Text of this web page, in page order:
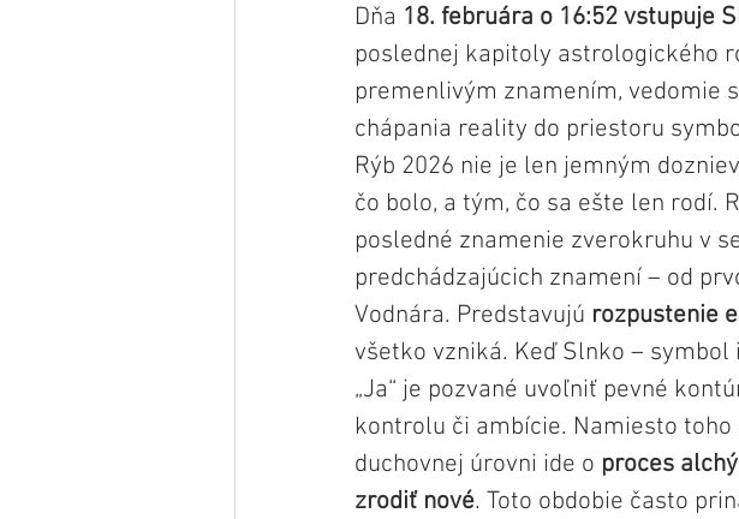
Dňa 18. februára o 16:52 vstupuje
poslednej kapitoly astrologického
premenlivým znamením, vedomie
chápania reality do priestoru
Rýb 2026 nie je len jemným
čo bolo, a tým, čo sa ešte len rodí.
posledné znamenie zverokruhu v
predchádzajúcich znamení – od
Vodnára. Predstavujú rozpustenie
všetko vzniká. Keď Slnko –
„Ja“ je pozvané uvoľniť pevné
kontrolu či ambície. Namiesto
duchovnej úrovni ide o proces
zrodiť nové. Toto obdobie často